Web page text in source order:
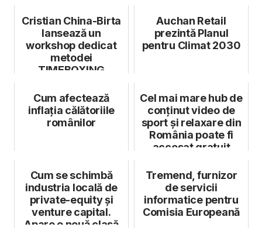
Cristian China-Birta
lansează un
workshop dedicat
metodei
TIMEBOXING
Auchan Retail
prezintă Planul
pentru Climat 2030
Cum afectează
inflația călătoriile
românilor
Cel mai mare hub de
conținut video de
sport și relaxare din
România poate fi
accesat gratuit
Cum se schimbă
industria locală de
private-equity și
venture capital.
Apare o nouă clasă
Tremend, furnizor
de servicii
informatice pentru
Comisia Europeană